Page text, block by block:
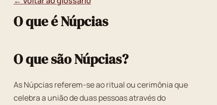
O que é Núpcias
O que são Núpcias?
As Núpcias referem-se ao ritual ou cerimônia que
celebra a união de duas pessoas através do